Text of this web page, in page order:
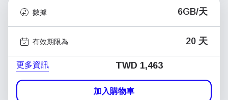
數據 6GB/天
有效期限為 20 天
更多資訊 TWD 1,463
加入購物車